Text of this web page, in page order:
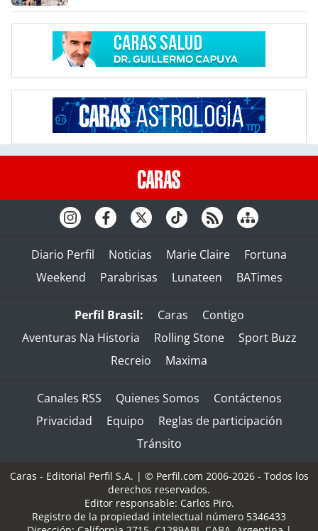
Diario Perfil Noticias Marie Claire
Fortuna
Weekend
Parabrisas Lunateen BATimes
Perfil Brasil: Caras
Contigo
Aventuras Na Historia
Rolling Stone
Sport Buzz
Recreio
Maxima
Canales RSS Quienes Somos
Contáctenos
Privacidad
Equipo
Reglas de participación
Tránsito
Caras - Editorial Perfil S.A. | © Perfil.com 2006-2026 - Todos los
derechos reservados.
Editor responsable: Carlos Piro.
Registro de la propiedad intelectual número 5346433